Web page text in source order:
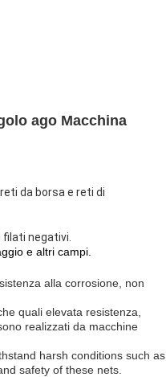
ago Macchina
da borsa e reti di
negativi.
e altri campi.
alla corrosione, non
quali elevata resistenza,
realizzati da macchine
harsh conditions such as
safety of these nets.